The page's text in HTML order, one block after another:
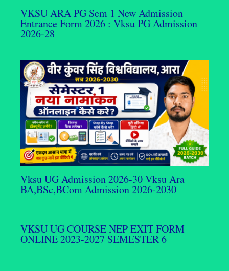
VKSU ARA PG Sem 1 New Admission
Entrance Form 2026 : Vksu PG Admission
2026-28
Vksu UG Admission 2026-30 Vksu Ara
BA,BSc,BCom Admission 2026-2030
VKSU UG COURSE NEP EXIT FORM
ONLINE 2023-2027 SEMESTER 6